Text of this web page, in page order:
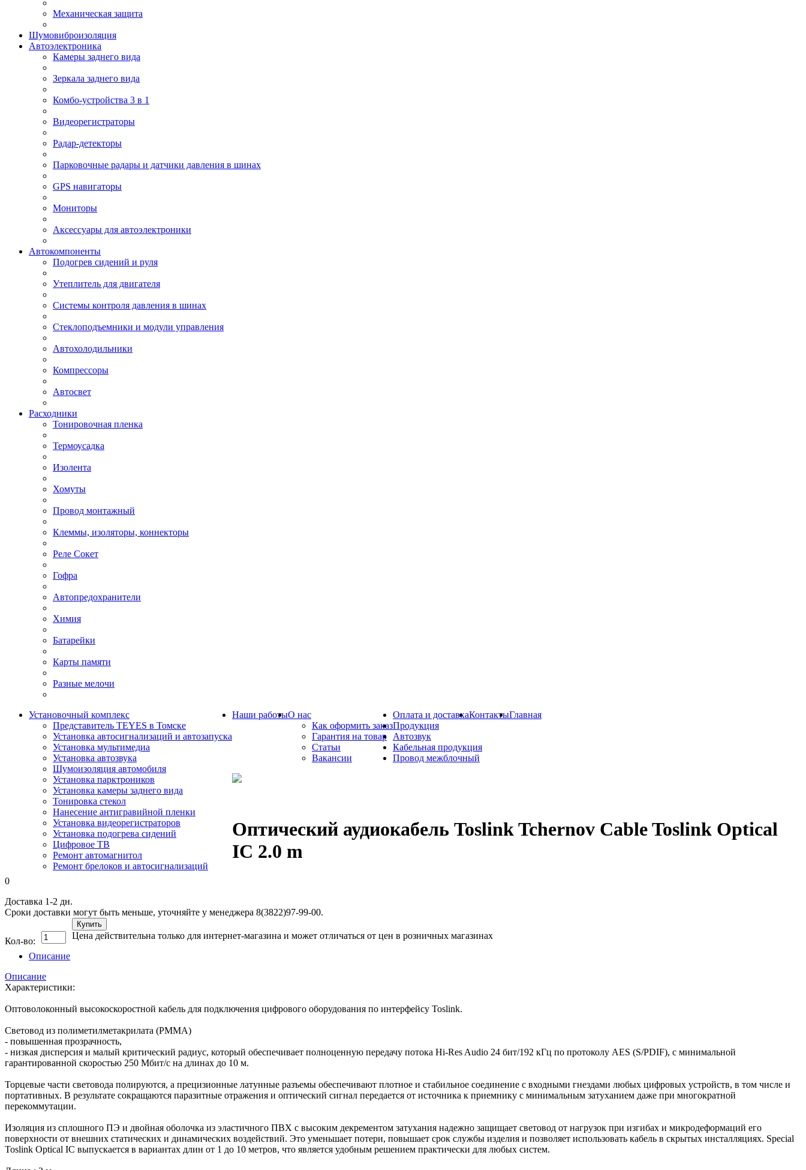
Механическая защита
Шумовиброизоляция
Автоэлектроника
Камеры заднего вида
Зеркала заднего вида
Комбо-устройства 3 в 1
Видеорегистраторы
Радар-детекторы
Парковочные радары и датчики давления в шинах
GPS навигаторы
Мониторы
Аксессуары для автоэлектроники
Автокомпоненты
Подогрев сидений и руля
Утеплитель для двигателя
Системы контроля давления в шинах
Стеклоподъемники и модули управления
Автохолодильники
Компрессоры
Автосвет
Расходники
Тонировочная пленка
Термоусадка
Изолента
Хомуты
Провод монтажный
Клеммы, изоляторы, коннекторы
Реле Сокет
Гофра
Автопредохранители
Химия
Батарейки
Карты памяти
Разные мелочи
Установочный комплекс
Представитель TEYES в Томске
Установка автосигнализаций и автозапуска
Установка мультимедиа
Установка автозвука
Шумоизоляция автомобиля
Установка парктроников
Установка камеры заднего вида
Тонировка стекол
Нанесение антигравийной пленки
Установка видеорегистраторов
Установка подогрева сидений
Цифровое ТВ
Ремонт автомагнитол
Ремонт брелоков и автосигнализаций
Наши работыО нас
Как оформить заказ
Гарантия на товар
Статьи
Вакансии
Оплата и доставкаКонтактыГлавная
Продукция
Автозвук
Кабельная продукция
Провод межблочный
Оптический аудиокабель Toslink Tchernov Cable Toslink Optical
IC 2.0 m
0
Доставка 1-2 дн.
Сроки доставки могут быть меньше, уточняйте у менеджера 8(3822)97-99-00.
Кол-во:
Купить
Цена действительна только для интернет-магазина и может отличаться от цен в розничных магазинах
Описание
Описание
Характеристики:
Оптоволоконный высокоскоростной кабель для подключения цифрового оборудования по интерфейсу Toslink.
Световод из полиметилметакрилата (PMMA)
- повышенная прозрачность,
- низкая дисперсия и малый критический радиус, который обеспечивает полноценную передачу потока Hi-Res Audio 24 бит/192 кГц по протоколу AES (S/PDIF), с минимальной
гарантированной скоростью 250 Мбит/с на длинах до 10 м.
Торцевые части световода полируются, а прецизионные латунные разъемы обеспечивают плотное и стабильное соединение с входными гнездами любых цифровых устройств, в том числе и
портативных. В результате сокращаются паразитные отражения и оптический сигнал передается от источника к приемнику с минимальным затуханием даже при многократной
перекоммутации.
Изоляция из сплошного ПЭ и двойная оболочка из эластичного ПВХ с высоким декрементом затухания надежно защищает световод от нагрузок при изгибах и микродеформаций его
поверхности от внешних статических и динамических воздействий. Это уменьшает потери, повышает срок службы изделия и позволяет использовать кабель в скрытых инсталляциях. Special
Toslink Optical IC выпускается в вариантах длин от 1 до 10 метров, что является удобным решением практически для любых систем.